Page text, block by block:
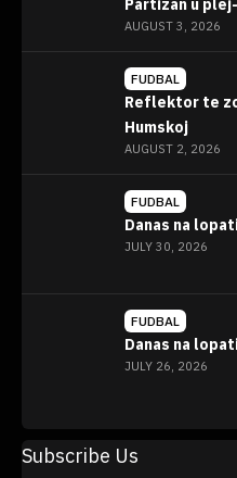
Partizan u
AUGUST 3, 2026
FUDBAL
Reflektor te
Humskoj
AUGUST 2, 2026
FUDBAL
Danas na
JULY 30, 2026
FUDBAL
Danas na
JULY 26, 2026
Subscribe Us